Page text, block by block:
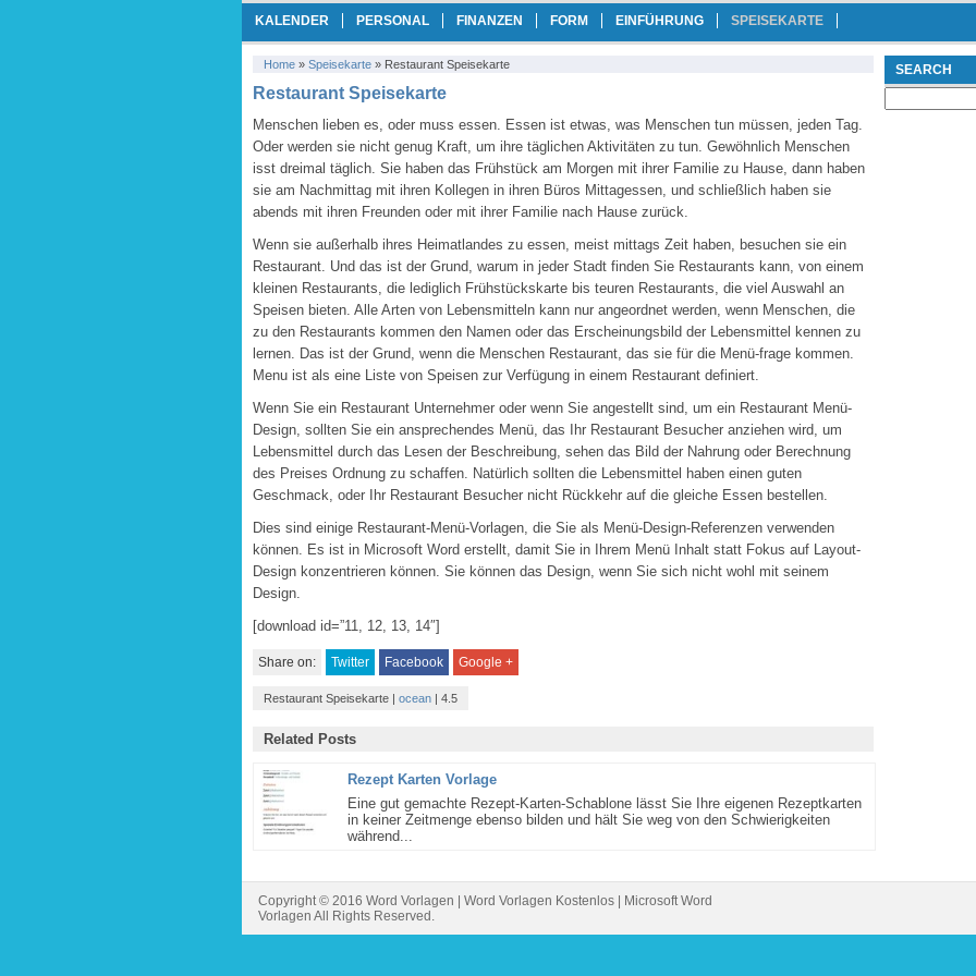
KALENDER PERSONAL FINANZEN FORM EINFÜHRUNG SPEISEKARTE
Home » Speisekarte » Restaurant Speisekarte
Restaurant Speisekarte
Menschen lieben es, oder muss essen. Essen ist etwas, was Menschen tun müssen, jeden Tag.
Oder werden sie nicht genug Kraft, um ihre täglichen Aktivitäten zu tun. Gewöhnlich Menschen
isst dreimal täglich. Sie haben das Frühstück am Morgen mit ihrer Familie zu Hause, dann haben
sie am Nachmittag mit ihren Kollegen in ihren Büros Mittagessen, und schließlich haben sie
abends mit ihren Freunden oder mit ihrer Familie nach Hause zurück.
Wenn sie außerhalb ihres Heimatlandes zu essen, meist mittags Zeit haben, besuchen sie ein
Restaurant. Und das ist der Grund, warum in jeder Stadt finden Sie Restaurants kann, von einem
kleinen Restaurants, die lediglich Frühstückskarte bis teuren Restaurants, die viel Auswahl an
Speisen bieten. Alle Arten von Lebensmitteln kann nur angeordnet werden, wenn Menschen, die
zu den Restaurants kommen den Namen oder das Erscheinungsbild der Lebensmittel kennen zu
lernen. Das ist der Grund, wenn die Menschen Restaurant, das sie für die Menü-frage kommen.
Menu ist als eine Liste von Speisen zur Verfügung in einem Restaurant definiert.
Wenn Sie ein Restaurant Unternehmer oder wenn Sie angestellt sind, um ein Restaurant Menü-
Design, sollten Sie ein ansprechendes Menü, das Ihr Restaurant Besucher anziehen wird, um
Lebensmittel durch das Lesen der Beschreibung, sehen das Bild der Nahrung oder Berechnung
des Preises Ordnung zu schaffen. Natürlich sollten die Lebensmittel haben einen guten
Geschmack, oder Ihr Restaurant Besucher nicht Rückkehr auf die gleiche Essen bestellen.
Dies sind einige Restaurant-Menü-Vorlagen, die Sie als Menü-Design-Referenzen verwenden
können. Es ist in Microsoft Word erstellt, damit Sie in Ihrem Menü Inhalt statt Fokus auf Layout-
Design konzentrieren können. Sie können das Design, wenn Sie sich nicht wohl mit seinem
Design.
[download id=”11, 12, 13, 14″]
Share on: Twitter Facebook Google +
Restaurant Speisekarte | ocean | 4.5
Related Posts
Rezept Karten Vorlage
Eine gut gemachte Rezept-Karten-Schablone lässt Sie Ihre eigenen Rezeptkarten
in keiner Zeitmenge ebenso bilden und hält Sie weg von den Schwierigkeiten
während...
SEARCH
for:
Copyright © 2016 Word Vorlagen | Word Vorlagen Kostenlos | Microsoft Word
Vorlagen All Rights Reserved.